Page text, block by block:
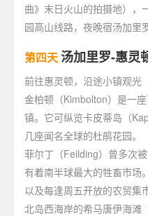
曲》末日火山的拍摄地），
园高山线路，夜晚宿汤加里
第四天汤加里罗-惠灵
前往惠灵顿，沿途小镇观光
金柏顿（Kimbolton）是一
镇。它可纵览卡皮蒂岛（
几座闻名全球的杜鹃花园。
菲尔丁（Feilding）曾多次
有着南半球最大的牲畜市场
以及每逢周五开放的农贸集
北岛西海岸的希马唐伊海滩